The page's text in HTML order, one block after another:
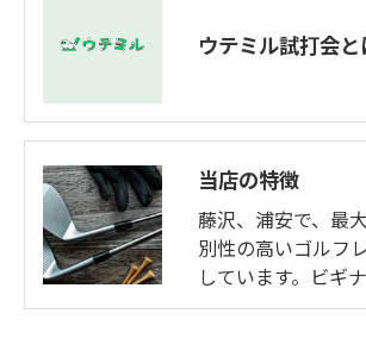
ウテミル試打会と
当店の特徴
藤沢、浦安で、最
別性の高いゴルフ
しています。ビギ